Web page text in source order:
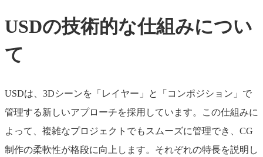
USDの技術的な仕組みについ
て
USDは、3Dシーンを「レイヤー」と「コンポジション」で
管理する新しいアプローチを採用しています。この仕組みに
よって、複雑なプロジェクトでもスムーズに管理でき、CG
制作の柔軟性が格段に向上します。それぞれの特長を説明し